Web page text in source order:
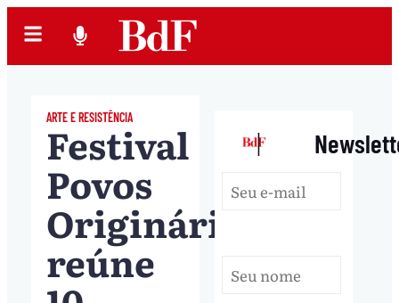
ARTE E RESISTÊNCIA
Festival
Povos
Originários
reúne
|